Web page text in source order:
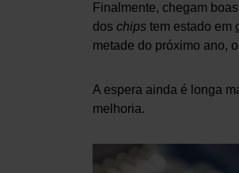
Finalmente, chegam
dos chips tem estado em
metade do próximo ano,
A espera ainda é longa
melhoria.